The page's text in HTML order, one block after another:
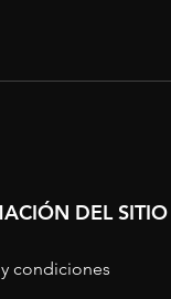
DEL SITIO
condiciones